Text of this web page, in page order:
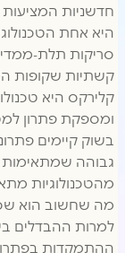
היא אחת
סריקות תלת-
קשתיות שקופות
קלירקס היא
ומספקת פתרון
בשוק קיימים
גבוהה שמתאימות
מהטכנולוגיות
מה שחשוב הוא
למרות ההבדלים